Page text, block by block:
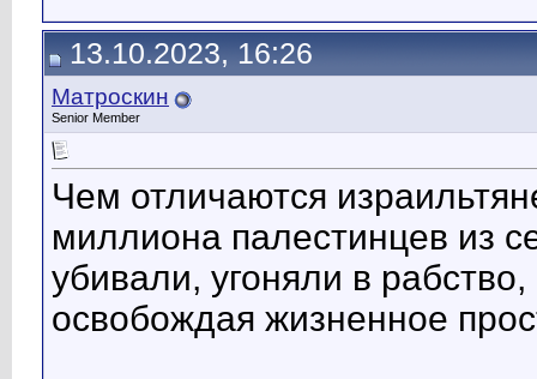
13.10.2023, 16:26
Матроскин
Senior Member
Чем отличаются
миллиона палестинцев из
убивали, угоняли в
освобождая жизненное